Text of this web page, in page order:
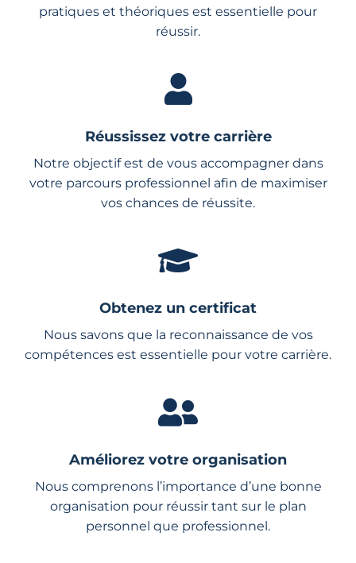
pratiques et théoriques est essentielle pour
réussir.
Réussissez votre carrière
Notre objectif est de vous accompagner dans
votre parcours professionnel afin de maximiser
vos chances de réussite.
Obtenez un certificat
Nous savons que la reconnaissance de vos
compétences est essentielle pour votre carrière.
Améliorez votre organisation
Nous comprenons l’importance d’une bonne
organisation pour réussir tant sur le plan
personnel que professionnel.